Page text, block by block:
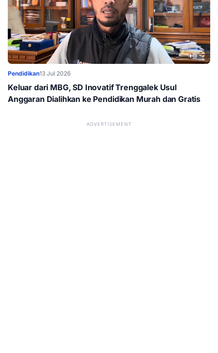
Pendidikan13 Jul 2026
Keluar dari MBG, SD Inovatif Trenggalek Usul
Anggaran Dialihkan ke Pendidikan Murah dan Gratis
ADVERTISEMENT